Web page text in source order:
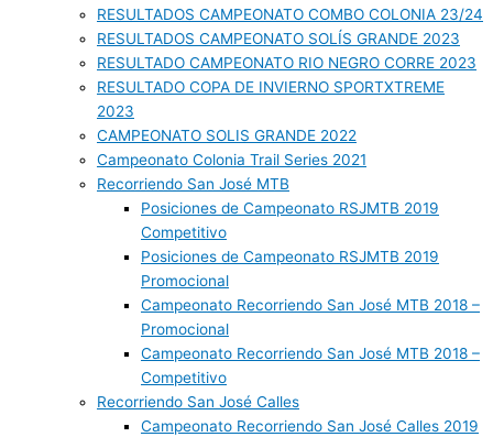
RESULTADOS CAMPEONATO COMBO COLONIA 23/24
RESULTADOS CAMPEONATO SOLÍS GRANDE 2023
RESULTADO CAMPEONATO RIO NEGRO CORRE 2023
RESULTADO COPA DE INVIERNO SPORTXTREME
2023
CAMPEONATO SOLIS GRANDE 2022
Campeonato Colonia Trail Series 2021
Recorriendo San José MTB
Posiciones de Campeonato RSJMTB 2019
Competitivo
Posiciones de Campeonato RSJMTB 2019
Promocional
Campeonato Recorriendo San José MTB 2018 –
Promocional
Campeonato Recorriendo San José MTB 2018 –
Competitivo
Recorriendo San José Calles
Campeonato Recorriendo San José Calles 2019